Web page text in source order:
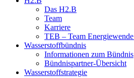
Das H2.B
Team
Karriere
TEB – Team
Wasserstoffbündnis
Informationen zum Bündnis
Bündnispartner-Übersicht
Wasserstoffstrategie